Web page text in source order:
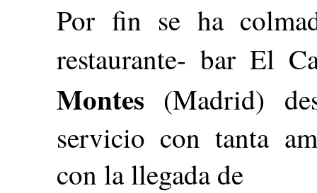
Por fin se ha
restaurante- bar El
Montes (Madrid)
servicio con tanta
con la llegada de